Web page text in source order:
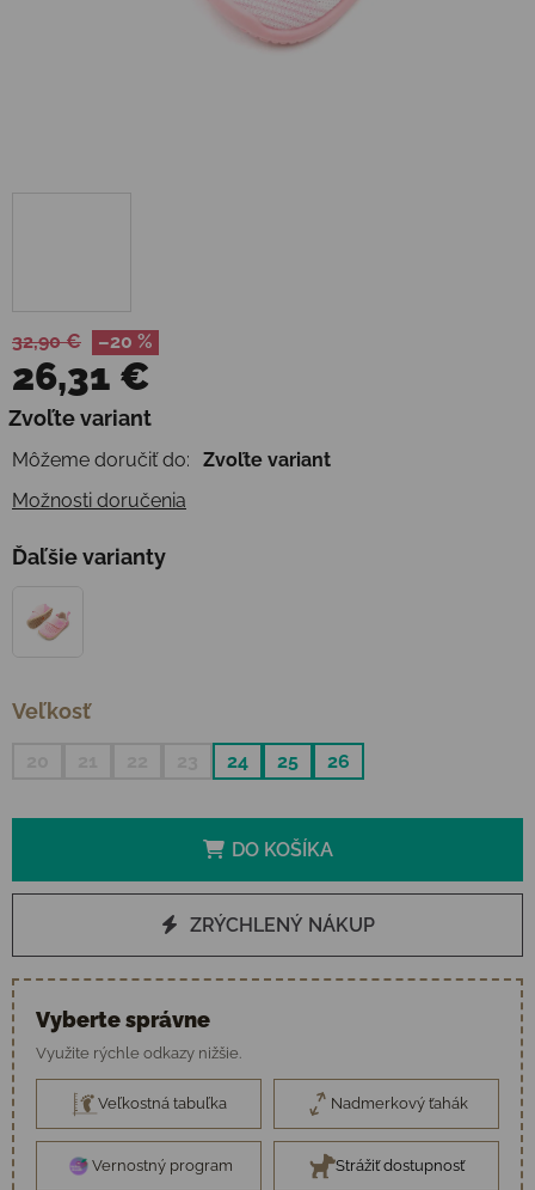
32,90 € –20 %
26,31 €
Jednotková cena:
Zvoľte variant
Môžeme doručiť do:
Zvoľte variant
Možnosti doručenia
Ďaľšie varianty
Veľkosť
24 25 26
DO KOŠÍKA
ZRÝCHLENÝ NÁKUP
Vyberte správne
Využite rýchle odkazy nižšie.
Veľkostná tabuľka Nadmerkový ťahák
Vernostný program Strážiť dostupnosť